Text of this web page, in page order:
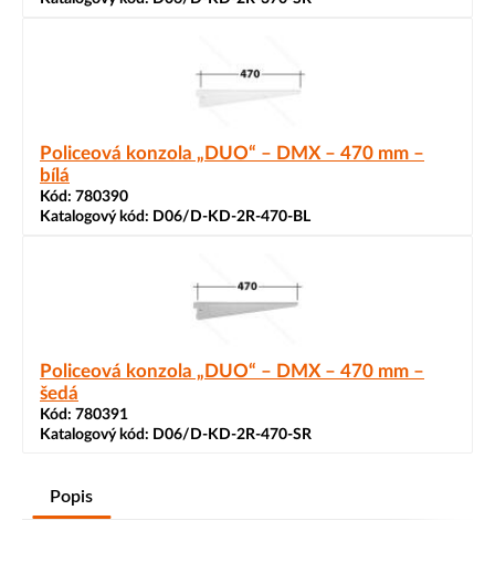
Policeová konzola „DUO“ – DMX – 470 mm –
bílá
Kód: 780390
Katalogový kód: D06/D-KD-2R-470-BL
Policeová konzola „DUO“ – DMX – 470 mm –
šedá
Kód: 780391
Katalogový kód: D06/D-KD-2R-470-SR
Popis